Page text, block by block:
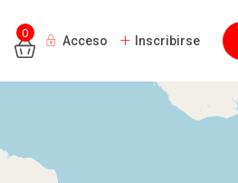
0
Acceso Inscribirse